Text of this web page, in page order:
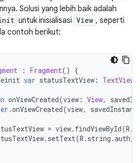
Solusi yang lebih baik adalah
untuk inisialisasi View , seperti
contoh berikut:
: Fragment()
{
var statusTextView : TextView
onViewCreated(view : View,
.onViewCreated(view,
= view. findViewById(R .
. setText(R . string .auth